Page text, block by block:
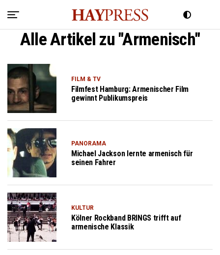
Alle Artikel zu "Armenisch"
FILM & TV
Filmfest Hamburg: Armenischer Film
gewinnt Publikumspreis
PANORAMA
Michael Jackson lernte armenisch für
seinen Fahrer
KULTUR
Kölner Rockband BRINGS trifft auf
armenische Klassik